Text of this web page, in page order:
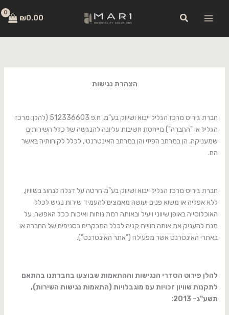
חיפוש ₪0.00
הצהרת נגישות
חברת גיריס מרכז הגליל ייבוא ושיווק בע"מ, ח.פ 512336603 (להלן: מרכז
הגליל או "החברה") מייחסת חשיבות עליונה להנגשה של כלל השירותים
שמעניקה, הן במרחב הפיזי והן במרחב האינטרנטי, לכלל לקוחותיה באשר
הם.
חברת גיריס מרכז הגליל ייבוא ושיווק בע"מ חרטה על דגלה לנהוג בשוויון,
ללא אפליה או משוא פנים ועושה מאמצים להעמיד שירות נגיש לכלל
האוכלוסייה באופן שיווני ויעיל ובאותה רמת נוחות ואיכות ככל האפשר, על
מנת להעניק את אותה חוויית קניה לכלל המבקרים בסניפים של החברה או
באתרי האינטרנט אשר מפעילה ("אתר האינטרנט").
להלן פירוט הסדרי הנגישות וההתאמות שבוצעו בחברתנו בהתאם
לתקנות שוויון זכויות עם מוגבלויות (התאמות נגישות השירות),
תשע"ג- 2013: